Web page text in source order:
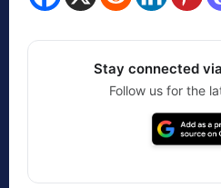
Stay connected
Follow us for the